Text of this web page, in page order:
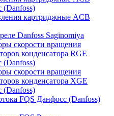
(Danfoss)
картриджные ACB
Danfoss Saginomiya
скорости вращения
конденсатора RGE
(Danfoss)
скорости вращения
конденсатора XGE
(Danfoss)
FQS Данфосс (Danfoss)